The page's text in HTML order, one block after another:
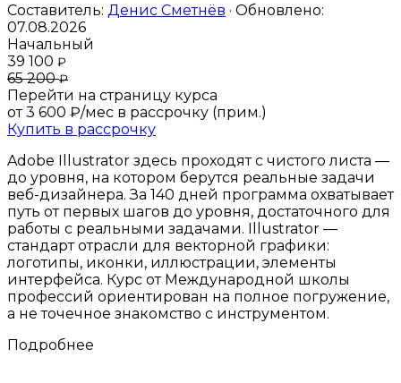
Составитель: Денис Сметнёв · Обновлено:
07.08.2026
Начальный
39 100 ₽
65 200₽
Перейти на страницу курса
от 3 600 ₽/мес в рассрочку (прим.)
Купить в рассрочку
Adobe Illustrator здесь проходят с чистого листа —
до уровня, на котором берутся реальные задачи
веб-дизайнера. За 140 дней программа охватывает
путь от первых шагов до уровня, достаточного для
работы с реальными задачами. Illustrator —
стандарт отрасли для векторной графики:
логотипы, иконки, иллюстрации, элементы
интерфейса. Курс от Международной школы
профессий ориентирован на полное погружение,
а не точечное знакомство с инструментом.
Подробнее